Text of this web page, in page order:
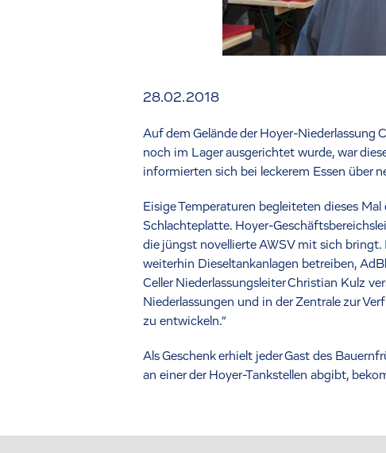
28.02.2018
Auf dem Gelände der Hoyer-Niederlassung
noch im Lager ausgerichtet wurde, war
informierten sich bei leckerem Essen über
Eisige Temperaturen begleiteten dieses
Schlachteplatte. Hoyer-
die jüngst novellierte AWSV mit sich
weiterhin Dieseltankanlagen betreiben,
Celler Niederlassungsleiter Christian Kulz
Niederlassungen und in der Zentrale zur
zu entwickeln.“
Als Geschenk erhielt jeder Gast des
an einer der Hoyer-Tankstellen abgibt,